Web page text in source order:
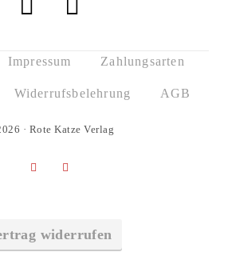
Impressum Zahlungsarten
Widerrufsbelehrung AGB
· Rote Katze Verlag
widerrufen